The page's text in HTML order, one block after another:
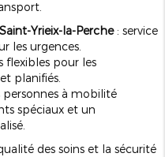
Yrieix-la-Perche: service
les urgences.
flexibles pour les
planifiés.
à mobilité
spéciaux et un
des soins et la sécurité